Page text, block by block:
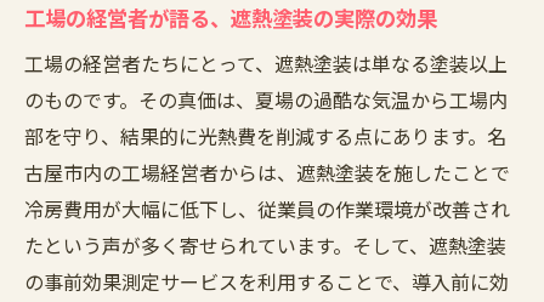
愛知県での実績：雨漏り防止の成功例
遮熱塗料と防水技術の融合による安心施工
光熱費削減の救世主・ガルバリウムカバー工法
を活用しよう
ガルバリウムカバー工法の特長と効果
遮熱塗装とガルバリウムの組み合わせによ
る効果
工場の経営者が語る、遮熱塗装の実際の効果
工場の経営者たちにとって、遮熱塗装は単なる塗装以上
のものです。その真価は、夏場の過酷な気温から工場内
部を守り、結果的に光熱費を削減する点にあります。名
古屋市内の工場経営者からは、遮熱塗装を施したことで
冷房費用が大幅に低下し、従業員の作業環境が改善され
たという声が多く寄せられています。そして、遮熱塗装
の事前効果測定サービスを利用することで、導入前に効